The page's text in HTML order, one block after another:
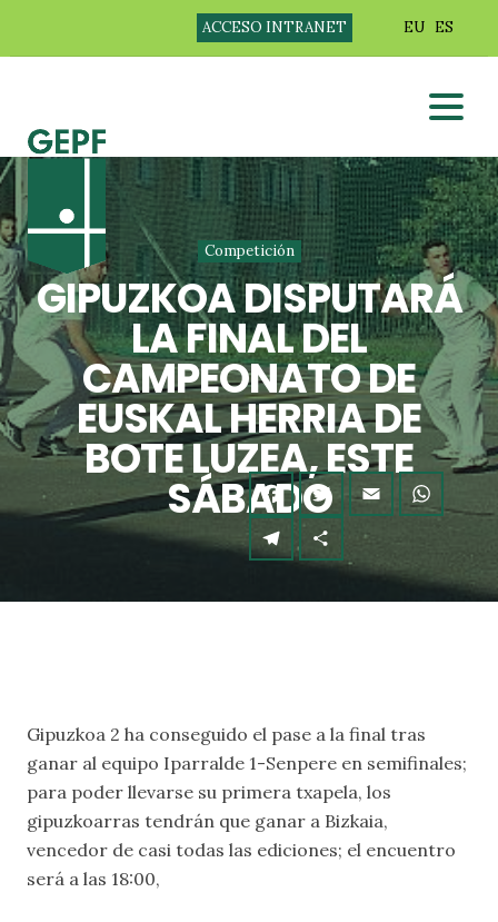
ACCESO INTRANET EU ES
Competición
GIPUZKOA DISPUTARÁ
LA FINAL DEL
CAMPEONATO DE
EUSKAL HERRIA DE
BOTE LUZEA, ESTE
SÁBADO
Gipuzkoa 2 ha conseguido el pase a la final tras
ganar al equipo Iparralde 1-Senpere en semifinales;
para poder llevarse su primera txapela, los
gipuzkoarras tendrán que ganar a Bizkaia,
vencedor de casi todas las ediciones; el encuentro
será a las 18:00,